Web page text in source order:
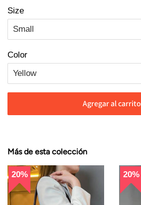
Size
Color
Agregar al carrito
Más de esta colección
20% 20%